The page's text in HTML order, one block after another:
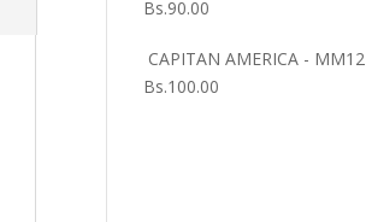
Bs.90.00
CAPITAN AMERICA - MM12
Bs.100.00